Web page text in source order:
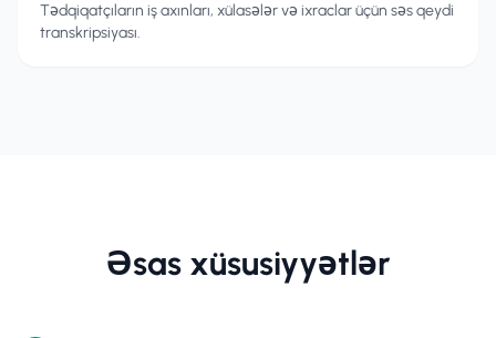
Tədqiqatçıların iş axınları, xülasələr və ixraclar üçün səs qeydi
transkripsiyası.
Əsas xüsusiyyətlər